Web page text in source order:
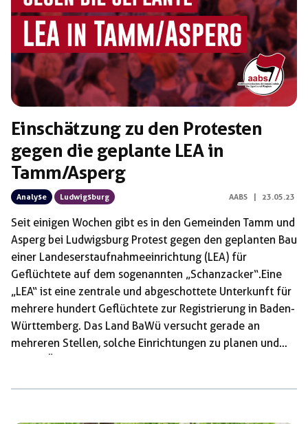
Einschätzung zu den Protesten
gegen die geplante LEA in
Tamm/Asperg
Analyse Ludwigsburg AABS 23.05.23
Seit einigen Wochen gibt es in den Gemeinden Tamm und
Asperg bei Ludwigsburg Protest gegen den geplanten Bau
einer Landeserstaufnahmeeinrichtung (LEA) für
Geflüchtete auf dem sogenannten „Schanzacker“.Eine
„LEA“ ist eine zentrale und abgeschottete Unterkunft für
mehrere hundert Geflüchtete zur Registrierung in Baden-
Württemberg. Das Land BaWü versucht gerade an
mehreren Stellen, solche Einrichtungen zu planen und